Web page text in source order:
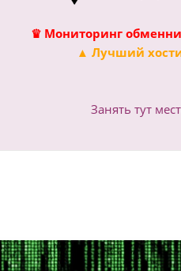
♛ Мониторинг
▲ Лучший
Занять тут